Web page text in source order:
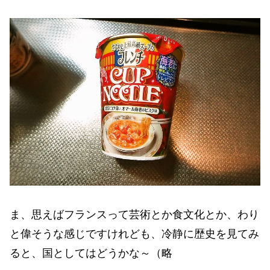
ま、思えばフランスって芸術とか食文化とか、わり
と偉そうな感じですけれども、冷静に歴史を見てみ
ると、国としてはどうかな～（略